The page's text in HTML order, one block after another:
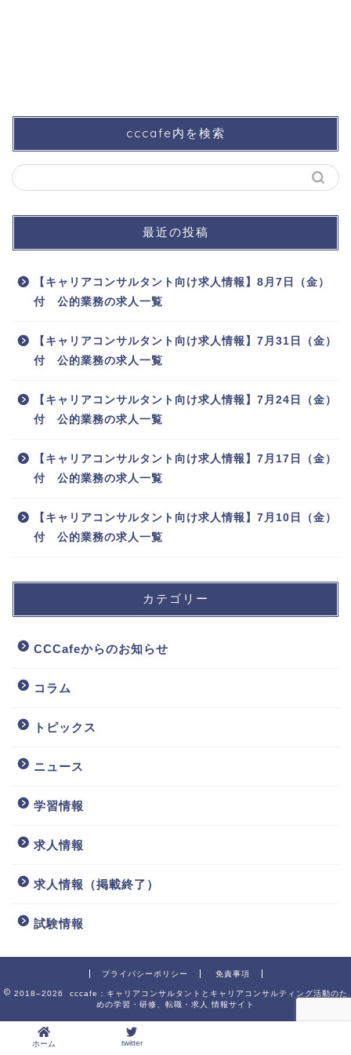
cccafe内を検索
最近の投稿
【キャリアコンサルタント向け求人情報】8月7日（金）
付 公的業務の求人一覧
【キャリアコンサルタント向け求人情報】7月31日（金）
付 公的業務の求人一覧
【キャリアコンサルタント向け求人情報】7月24日（金）
付 公的業務の求人一覧
【キャリアコンサルタント向け求人情報】7月17日（金）
付 公的業務の求人一覧
【キャリアコンサルタント向け求人情報】7月10日（金）
付 公的業務の求人一覧
カテゴリー
CCCafeからのお知らせ
コラム
トピックス
ニュース
学習情報
求人情報
求人情報（掲載終了）
試験情報
プライバシーポリシー 免責事項
2018–2026 cccafe：キャリアコンサルタントとキャリアコンサルティング活動のた
めの学習・研修、転職・求人 情報サイト
ホーム twitter